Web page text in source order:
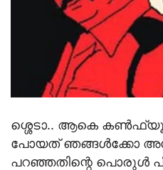
ശ്ശെടാ.. ആകെ
പോയത് ഞങ്ങള്‍ക്കോ
പറഞ്ഞതിന്റെ പൊരുള്‍